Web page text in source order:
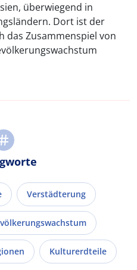
überwiegend in
Dort ist der
das Zusammenspiel von
Verstädterung
Kulturerdteile